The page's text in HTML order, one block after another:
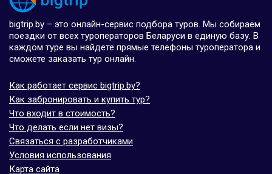
bigtrip.by – это онлайн-сервис подбора туров. Мы собираем
поездки от всех туроператоров Беларуси в единую базу. В
каждом туре вы найдете прямые телефоны туроператора и
сможете заказать тур онлайн.
Как работает сервис bigtrip.by?
Как забронировать и купить тур?
Что входит в стоимость?
Что делать если нет визы?
Связаться с разработчиками
Условия использования
Карта сайта